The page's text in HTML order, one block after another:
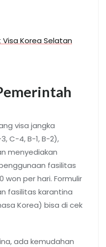
Korea Selatan
visa jangka
C-4, B-1, B-2),
menyediakan
fasilitas
won per hari. Formulir
fasilitas karantina
Korea) bisa di cek
ada kemudahan